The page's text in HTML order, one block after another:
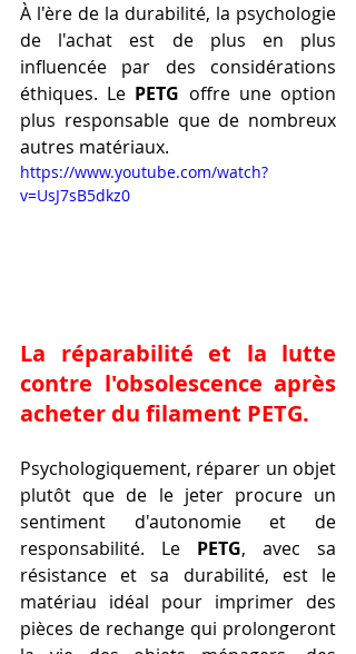
À l'ère de la durabilité, la psychologie
de l'achat est de plus en plus
influencée par des considérations
éthiques. Le PETG offre une option
plus responsable que de nombreux
autres matériaux.
https://www.youtube.com/watch?
v=UsJ7sB5dkz0
La réparabilité et la lutte
contre l'obsolescence après
acheter du filament PETG.
Psychologiquement, réparer un objet
plutôt que de le jeter procure un
sentiment d'autonomie et de
responsabilité. Le PETG, avec sa
résistance et sa durabilité, est le
matériau idéal pour imprimer des
pièces de rechange qui prolongeront